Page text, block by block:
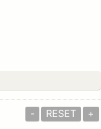
- RESET +